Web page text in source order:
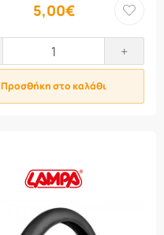
5,00€
+
Προσθήκη στο καλάθι